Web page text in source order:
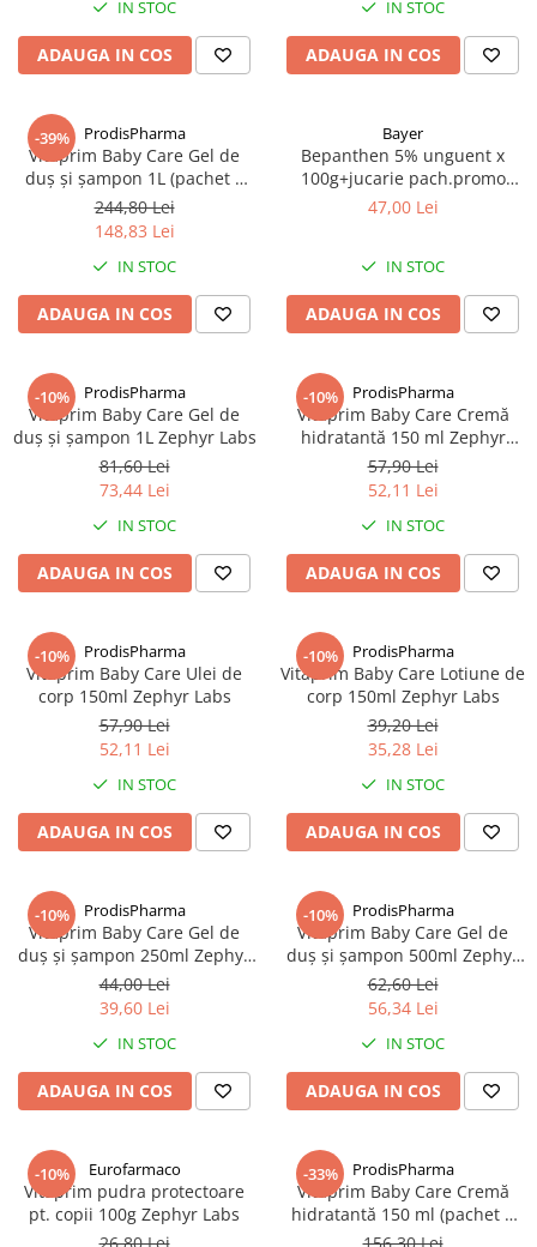
Produse antiparazitare
Sarcina si alaptare
Altele-Mama si copil
Produse pentru ingrijire si
frumusete
Ingrijire ten
Ingrijire maini si picioare
Ingrijire par
Scutece adulti
Igiena intima
Ingrijire corp
Produse anti-insecte
Protectie solara
Altele-Produse pentru ingrijire si
frumusete
Produse tehnico-medicale
Aparatura medicala
Plasturi
Altele-Produse tehnico-medicale
Fertilitate
Altele-Sanatatea cuplului
Suplimente alimentare
Vitamine si minerale
Afectiuni dermatologice
Afectiuni respiratorii
Afectiuni digestive
Afectiuni osteo-articulare
Afectiuni oftalmologice
Afectiuni cardio-vasculare
Afectiuni urogenitale
IN STOC
ADAUGA IN COS
IN STOC
ADAUGA IN COS
-39% ProdisPharma
Vitaprim Baby Care Gel de
duş şi şampon 1L (pachet 3
buc) Zephyr Labs
244,80 Lei
148,83 Lei
IN STOC
ADAUGA IN COS
Bayer
Bepanthen 5% unguent x
100g+jucarie pach.promo
Zephyr Labs
47,00 Lei
IN STOC
ADAUGA IN COS
-10% ProdisPharma
Vitaprim Baby Care Gel de
duş şi şampon 1L Zephyr Labs
81,60 Lei
73,44 Lei
IN STOC
ADAUGA IN COS
-10% ProdisPharma
Vitaprim Baby Care Cremă
hidratantă 150 ml Zephyr
Labs
57,90 Lei
52,11 Lei
IN STOC
ADAUGA IN COS
-10% ProdisPharma
Vitaprim Baby Care Ulei de
corp 150ml Zephyr Labs
57,90 Lei
52,11 Lei
IN STOC
ADAUGA IN COS
-10% ProdisPharma
Vitaprim Baby Care Lotiune de
corp 150ml Zephyr Labs
39,20 Lei
35,28 Lei
IN STOC
ADAUGA IN COS
-10% ProdisPharma
Vitaprim Baby Care Gel de
duş şi şampon 250ml Zephyr
Labs
44,00 Lei
39,60 Lei
IN STOC
ADAUGA IN COS
-10% ProdisPharma
Vitaprim Baby Care Gel de
duş şi şampon 500ml Zephyr
Labs
62,60 Lei
56,34 Lei
IN STOC
ADAUGA IN COS
-10% Eurofarmaco
Vitaprim pudra protectoare
pt. copii 100g Zephyr Labs
-33% ProdisPharma
Vitaprim Baby Care Cremă
hidratantă 150 ml (pachet 3
buc) Zephyr Labs